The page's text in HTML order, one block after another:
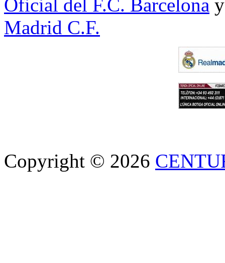
Oficial del F.C. Barcelona
Madrid C.F.
Copyright © 2026